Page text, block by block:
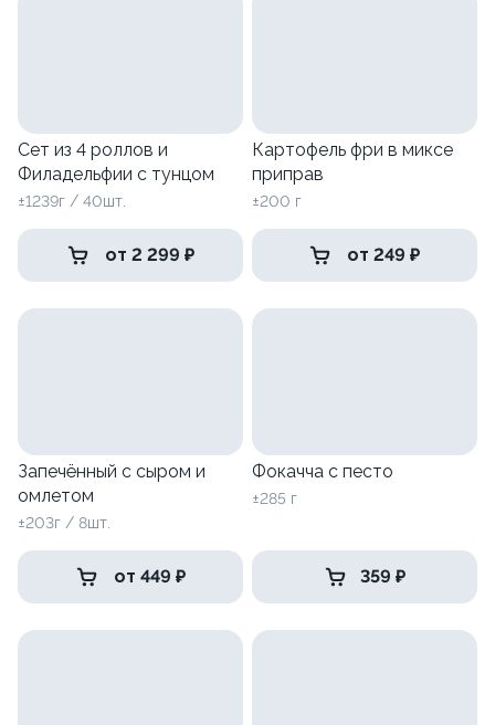
Сет из 4 роллов и
Филадельфии с тунцом
±1239г / 40шт.
от 2 299 ₽
Картофель фри в миксе
приправ
±200 г
от 249 ₽
Запечённый с сыром и
омлетом
±203г / 8шт.
от 449 ₽
Фокачча с песто
±285 г
359 ₽